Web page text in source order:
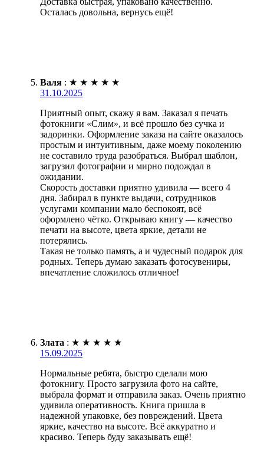
Осталась довольна, вернусь ещё!
Валя : ★ ★ ★ ★ ★
31.10.2025
Приятный опыт, скажу я вам. Заказал я печать
фотокниги «Слим», и всё прошло без сучка и
задоринки. Оформление заказа на сайте оказалось
простым и интуитивным, даже моему поколению
не составило труда разобраться. Выбрал шаблон,
загрузил фотографии и мирно подождал в
ожидании.
Скорость доставки приятно удивила — всего 4
дня. Забирал в пункте выдачи, сотрудников
услугами компании мало беспокоят, всё
оформлено чётко. Открываю книгу — качество
печати на высоте, цвета яркие, детали не
потерялись.
Такая не только память, а и чудесный подарок для
родных. Теперь думаю заказать фотосувениры,
впечатление сложилось отличное!
Злата : ★ ★ ★ ★ ★
15.09.2025
Нормальные ребята, быстро сделали мою
фотокнигу. Просто загрузила фото на сайте,
выбрала формат и отправила заказ. Очень приятно
удивила оперативность. Книга пришла в
надежной упаковке, без повреждений. Цвета
яркие, качество на высоте. Всё аккуратно и
красиво. Теперь буду заказывать ещё!